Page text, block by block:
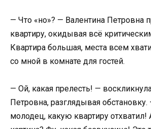
— Что «но»? — Валентина Петровна
квартиру, окидывая всё
Квартира большая, места всем
со мной в комнате для гостей.
— Ой, какая прелесть! —
Петровна, разглядывая
молодец, какую квартиру отхватил!